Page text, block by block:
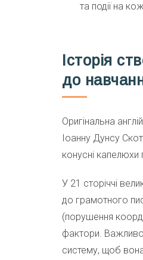
та події на
Історія
до
Оригінальна
Іоанну Дунсу
конусні
У 21 сторіччі
до грамотного
(порушення
фактори. Важливо
систему, щоб